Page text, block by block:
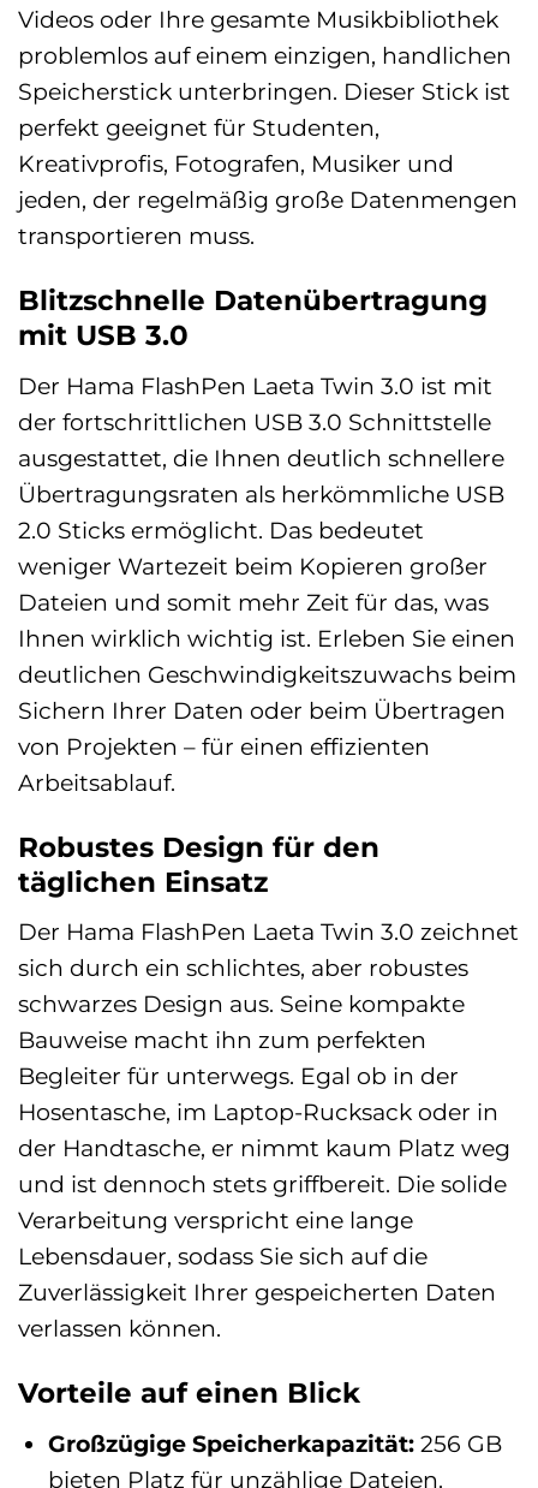
Videos oder Ihre gesamte Musikbibliothek
problemlos auf einem einzigen, handlichen
Speicherstick unterbringen. Dieser Stick ist
perfekt geeignet für Studenten,
Kreativprofis, Fotografen, Musiker und
jeden, der regelmäßig große Datenmengen
transportieren muss.
Blitzschnelle Datenübertragung
mit USB 3.0
Der Hama FlashPen Laeta Twin 3.0 ist mit
der fortschrittlichen USB 3.0 Schnittstelle
ausgestattet, die Ihnen deutlich schnellere
Übertragungsraten als herkömmliche USB
2.0 Sticks ermöglicht. Das bedeutet
weniger Wartezeit beim Kopieren großer
Dateien und somit mehr Zeit für das, was
Ihnen wirklich wichtig ist. Erleben Sie einen
deutlichen Geschwindigkeitszuwachs beim
Sichern Ihrer Daten oder beim Übertragen
von Projekten – für einen effizienten
Arbeitsablauf.
Robustes Design für den
täglichen Einsatz
Der Hama FlashPen Laeta Twin 3.0 zeichnet
sich durch ein schlichtes, aber robustes
schwarzes Design aus. Seine kompakte
Bauweise macht ihn zum perfekten
Begleiter für unterwegs. Egal ob in der
Hosentasche, im Laptop-Rucksack oder in
der Handtasche, er nimmt kaum Platz weg
und ist dennoch stets griffbereit. Die solide
Verarbeitung verspricht eine lange
Lebensdauer, sodass Sie sich auf die
Zuverlässigkeit Ihrer gespeicherten Daten
verlassen können.
Vorteile auf einen Blick
Großzügige Speicherkapazität:256 GB
bieten Platz für unzählige Dateien.